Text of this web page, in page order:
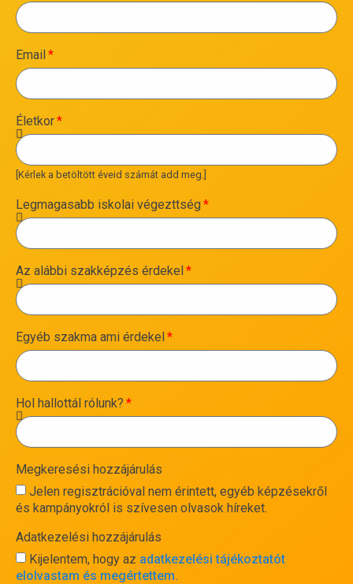
Email
Életkor
[Kérlek a betöltött éveid számát add meg.]
Legmagasabb iskolai végezttség
Az alábbi szakképzés érdekel
Egyéb szakma ami érdekel
Hol hallottál rólunk?
Megkeresési hozzájárulás
Jelen regisztrációval nem érintett, egyéb képzésekről
és kampányokról is szívesen olvasok híreket.
Adatkezelési hozzájárulás
Kijelentem, hogy az adatkezelési tájékoztatót
elolvastam és megértettem.